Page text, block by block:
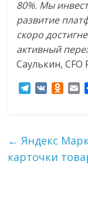
80%. Мы
развитие
скоро
активный
Саулькин, CFO
T
r
a
V
O
k
l
a
E
← Яндекс
карточки